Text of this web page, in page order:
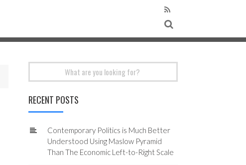
RECENT POSTS
Contemporary Politics is Much Better
Understood Using Maslow Pyramid
Than The Economic Left-to-Right Scale